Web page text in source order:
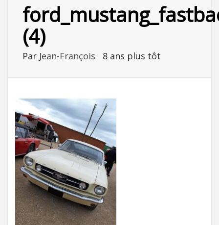
(4)
Par Jean-François 8 ans plus tôt